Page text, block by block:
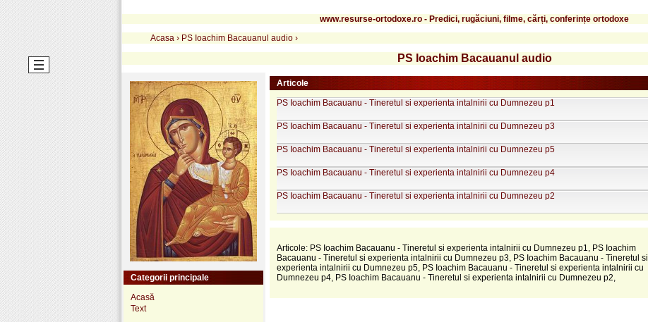
www.resurse-ortodoxe.ro - Predici, rugăciuni, filme, cărți, conferințe ortodoxe
Acasa › PS Ioachim Bacauanul audio ›
PS Ioachim Bacauanul audio
Categorii principale
Acasă
Text
Articole
PS Ioachim Bacauanu - Tineretul si experienta intalnirii cu Dumnezeu p1
PS Ioachim Bacauanu - Tineretul si experienta intalnirii cu Dumnezeu p3
PS Ioachim Bacauanu - Tineretul si experienta intalnirii cu Dumnezeu p5
PS Ioachim Bacauanu - Tineretul si experienta intalnirii cu Dumnezeu p4
PS Ioachim Bacauanu - Tineretul si experienta intalnirii cu Dumnezeu p2
Articole: PS Ioachim Bacauanu - Tineretul si experienta intalnirii cu Dumnezeu p1, PS Ioachim
Bacauanu - Tineretul si experienta intalnirii cu Dumnezeu p3, PS Ioachim Bacauanu - Tineretul si
experienta intalnirii cu Dumnezeu p5, PS Ioachim Bacauanu - Tineretul si experienta intalnirii cu
Dumnezeu p4, PS Ioachim Bacauanu - Tineretul si experienta intalnirii cu Dumnezeu p2,